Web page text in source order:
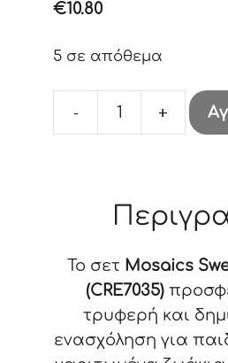
€10.80
5 σε απόθεμα
- +
Το σετ Mosaics
(CRE7035)
τρυφερή και
ενασχόληση για